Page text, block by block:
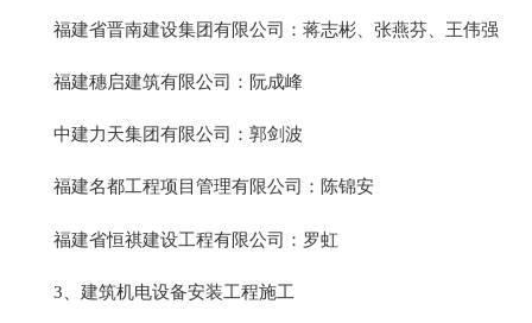
福建省晋南建设集团有限公司：蒋志彬、张燕芬、王伟强
福建穗启建筑有限公司：阮成峰
中建力天集团有限公司：郭剑波
福建名都工程项目管理有限公司：陈锦安
福建省恒祺建设工程有限公司：罗虹
3、建筑机电设备安装工程施工